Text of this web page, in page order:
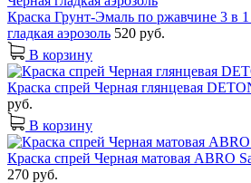
Краска Грунт-Эмаль по ржавчине 3 в
гладкая аэрозоль 520 руб.
В корзину
Краска спрей Черная глянцевая
руб.
В корзину
Краска спрей Черная матовая ABRO
270 руб.